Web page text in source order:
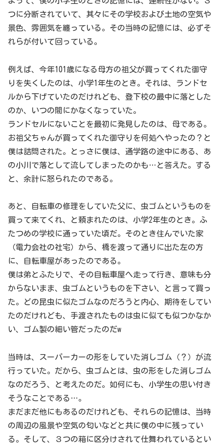
つに分断されていて、其々にその学校および土地の空気や
景色、雰囲気を纏っている。その当時の記憶には、必ずそ
れらが付いて回っている。
例えば、今年101歳になる母方の祖父が買ってくれた御守
りを失くしたのは、小学1年生のとき。それは、ランドセ
ルから下げていたのだけれども、登下校の最中に落とした
のか、いつの間にかなくなっていた。
ランドセルにないことを最初に発見したのは、母である。
お祖父ちゃんが買ってくれた御守りを何処へやったの？と
僕は詰問された。とっさに僕は、通学路の途中にある、あ
の小川で落として流してしまったのかも…と答えた。する
と、余計に怒られたのである。
あと、自転車の修理をしていた父に、虫ゴムというものを
買って来てくれ、と頼まれたのは、小学2年生のとき。ふ
たつめの学校に通っていた頃だ。そのとき住んでいた家
（電力会社の社宅）から、橋を渡って通りに出た左の方
に、自転車屋があったのである。
僕は弟とふたりで、その自転車屋へ走って行き、意味も分
からないまま、虫ゴムというものを下さい、と言って買っ
た。どの昆虫に似たゴムなのだろうと内心、期待をしてい
たのだけれども、手渡されたものは虫に似ても似つかなか
い、ゴム製の細い管だったのだw
当時は、スーパーカーの形をしていた消しゴム（？）が流
行っていた。だから、虫ゴムとは、虫の形をした消しゴム
なのだろう、と考えたのだ。如何にも、小学生の思い付き
そうなことである…。
まだまだ他にもあるのだけれども、それらの記憶は、当時
の周辺の風景や空気の匂いなどと共に僕の中に残ってい
る。そして、３つの箱に区分けされて仕舞われているとい